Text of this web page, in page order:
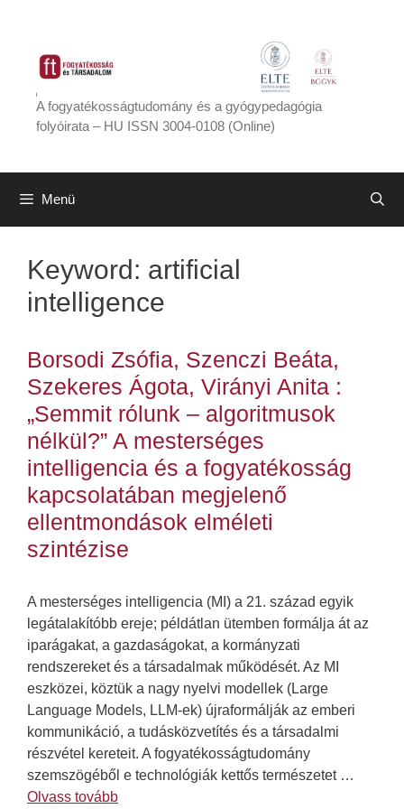
tartalomba
A fogyatékosságtudomány és a gyógypedagógia
folyóirata – HU ISSN 3004-0108 (Online)
Menü
Keyword: artificial
intelligence
Borsodi Zsófia, Szenczi Beáta,
Szekeres Ágota, Virányi Anita :
„Semmit rólunk – algoritmusok
nélkül?” A mesterséges
intelligencia és a fogyatékosság
kapcsolatában megjelenő
ellentmondások elméleti
szintézise
A mesterséges intelligencia (MI) a 21. század egyik
legátalakítóbb ereje; példátlan ütemben formálja át az
iparágakat, a gazdaságokat, a kormányzati
rendszereket és a társadalmak működését. Az MI
eszközei, köztük a nagy nyelvi modellek (Large
Language Models, LLM-ek) újraformálják az emberi
kommunikáció, a tudásközvetítés és a társadalmi
részvétel kereteit. A fogyatékosságtudomány
szemszögéből e technológiák kettős természetet …
Olvass tovább